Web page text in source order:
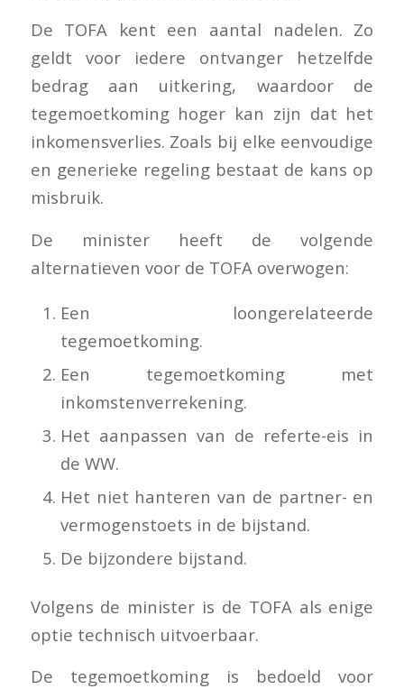
De TOFA kent een aantal nadelen. Zo
geldt voor iedere ontvanger hetzelfde
bedrag aan uitkering, waardoor de
tegemoetkoming hoger kan zijn dat het
inkomensverlies. Zoals bij elke eenvoudige
en generieke regeling bestaat de kans op
misbruik.
De minister heeft de volgende
alternatieven voor de TOFA overwogen:
Een loongerelateerde
tegemoetkoming.
Een tegemoetkoming met
inkomstenverrekening.
Het aanpassen van de referte-eis in
de WW.
Het niet hanteren van de partner- en
vermogenstoets in de bijstand.
De bijzondere bijstand.
Volgens de minister is de TOFA als enige
optie technisch uitvoerbaar.
De tegemoetkoming is bedoeld voor